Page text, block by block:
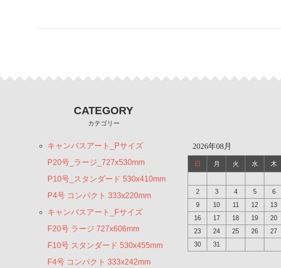
CATEGORY
カテゴリー
キャンバスアート_Pサイズ
P20号_ラージ_727x530mm
P10号_スタンダード 530x410mm
P4号 コンパクト 333x220mm
キャンバスアート_Fサイズ
F20号 ラージ 727x606mm
F10号 スタンダード 530x455mm
F4号 コンパクト 333x242mm
2026年08月
日 月 火 水 木
2
3 4 5 6
9
10 11 12 13
16
17 18 19 20
23
24 25 26 27
30
31